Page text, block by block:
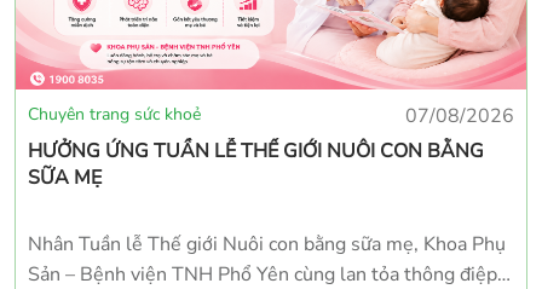
Chuyên trang sức khoẻ
07/08/2026
HƯỞNG ỨNG TUẦN LỄ THẾ GIỚI NUÔI CON BẰNG
SỮA MẸ
Nhân Tuần lễ Thế giới Nuôi con bằng sữa mẹ, Khoa Phụ
Sản – Bệnh viện TNH Phổ Yên cùng lan tỏa thông điệp ý